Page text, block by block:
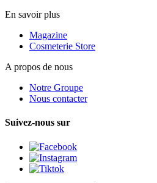
En savoir plus
Magazine
Cosmeterie Store
A propos de nous
Notre Groupe
Nous contacter
Suivez-nous sur